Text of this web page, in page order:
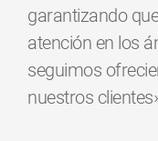
garantizando
atención en los
seguimos
nuestros